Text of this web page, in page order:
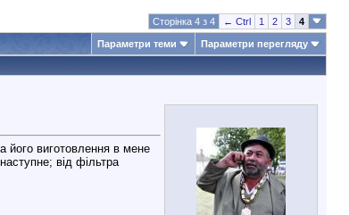
Сторінка 4 з 4 ← Ctrl 1 2 3 4
Параметри теми
Параметри перегляду
його виготовлення в мене
від фільтра